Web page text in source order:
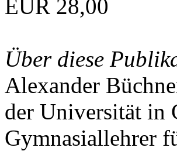
EUR 28,00
Über diese
Alexander
der Universität in
Gymnasiallehrer